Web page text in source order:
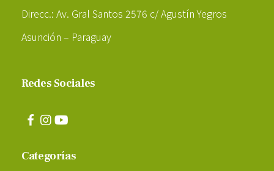
Direcc.: Av. Gral Santos 2576 c/ Agustín Yegros
Asunción – Paraguay
Redes Sociales
Categorías